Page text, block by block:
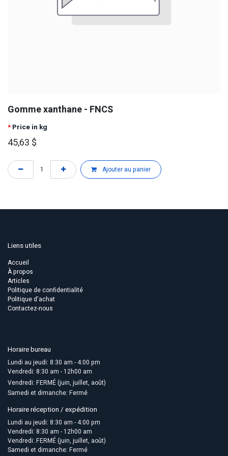
Gomme xanthane - FNCS
*Price in kg
45,63 $
Ajouter au panier
Liens utiles
Accueil
À propos
Articles
Politique de confidentialité
Politique d'achat
Contactez-nous
Horaire bureau
Lundi au jeudi: 8:30 am - 4:00 pm
Vendredi: 8:30 am - 12h00 am
Vendredi: FERMÉ (juin, juillet, août)
Samedi et dimanche: Fermé
Horaire réception / expédition
Lundi au jeudi: 8:30 am - 4:00 pm
Vendredi: 8:30 am - 12h00 am
Vendredi: FERMÉ (juin, juillet, août)
Samedi et dimanche: Fermé